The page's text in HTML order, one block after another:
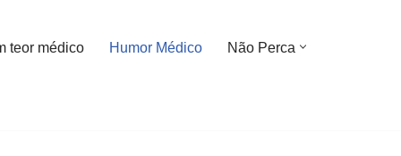
teor médico Humor Médico Não Perca